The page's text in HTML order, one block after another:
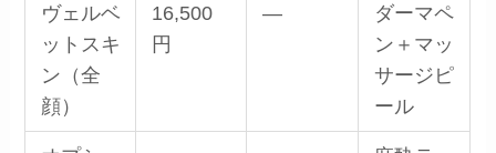
ヴェルベ
ットスキ
ン（全
顔）
16,500
円
―
ダーマペ
ン＋マッ
サージピ
ール